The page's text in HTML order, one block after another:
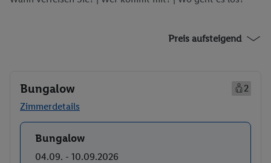
Preis aufsteigend
Bungalow
2
Zimmerdetails
Buchen
Bungalow
04.09. - 10.09.2026